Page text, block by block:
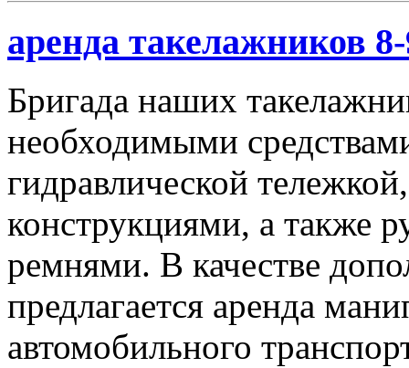
аренда такелажников
Бригада наших
необходимыми
гидравлической
конструкциями, а также
ремнями. В качестве
предлагается аренда
автомобильного